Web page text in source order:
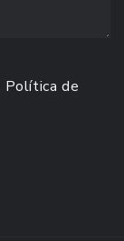
Política de